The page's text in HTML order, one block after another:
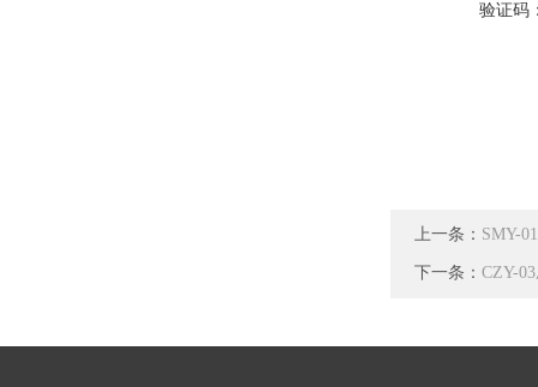
验证码
上一条： SMY-
下一条： CZY-